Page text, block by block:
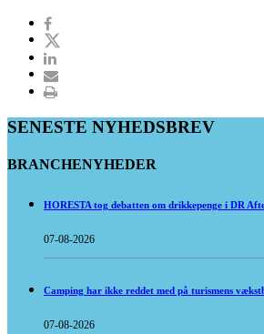
SENESTE NYHEDSBREV
BRANCHENYHEDER
HORESTA tog debatten om drikkepenge i DR
07-08-2026
Camping har ikke reddet med på turismens
07-08-2026